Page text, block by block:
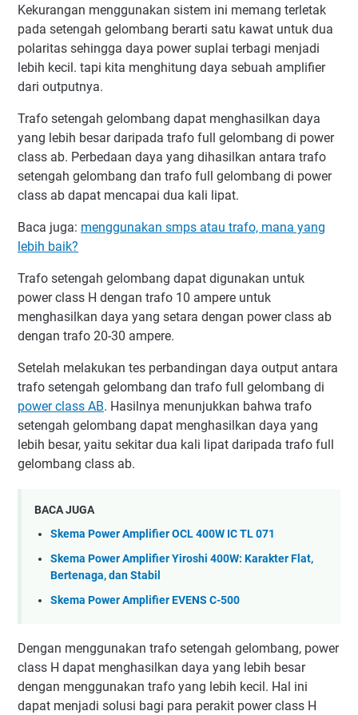
Kekurangan menggunakan sistem ini memang terletak
pada setengah gelombang berarti satu kawat untuk dua
polaritas sehingga daya power suplai terbagi menjadi
lebih kecil. tapi kita menghitung daya sebuah amplifier
dari outputnya.
Trafo setengah gelombang dapat menghasilkan daya
yang lebih besar daripada trafo full gelombang di power
class ab. Perbedaan daya yang dihasilkan antara trafo
setengah gelombang dan trafo full gelombang di power
class ab dapat mencapai dua kali lipat.
Baca juga: menggunakan smps atau trafo, mana yang
lebih baik?
Trafo setengah gelombang dapat digunakan untuk
power class H dengan trafo 10 ampere untuk
menghasilkan daya yang setara dengan power class ab
dengan trafo 20-30 ampere.
Setelah melakukan tes perbandingan daya output antara
trafo setengah gelombang dan trafo full gelombang di
power class AB. Hasilnya menunjukkan bahwa trafo
setengah gelombang dapat menghasilkan daya yang
lebih besar, yaitu sekitar dua kali lipat daripada trafo full
gelombang class ab.
BACA JUGA
Skema Power Amplifier OCL 400W IC TL 071
Skema Power Amplifier Yiroshi 400W: Karakter Flat,
Bertenaga, dan Stabil
Skema Power Amplifier EVENS C-500
Dengan menggunakan trafo setengah gelombang, power
class H dapat menghasilkan daya yang lebih besar
dengan menggunakan trafo yang lebih kecil. Hal ini
dapat menjadi solusi bagi para perakit power class H